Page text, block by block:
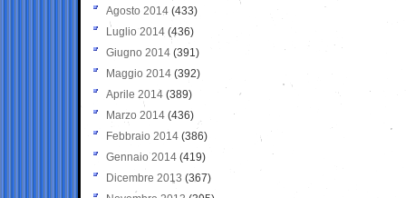
Agosto 2014 (433)
Luglio 2014 (436)
Giugno 2014 (391)
Maggio 2014 (392)
Aprile 2014 (389)
Marzo 2014 (436)
Febbraio 2014 (386)
Gennaio 2014 (419)
Dicembre 2013 (367)